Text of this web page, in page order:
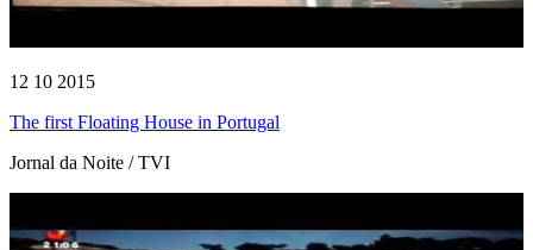
12 10 2015
The first Floating House in Portugal
Jornal da Noite / TVI